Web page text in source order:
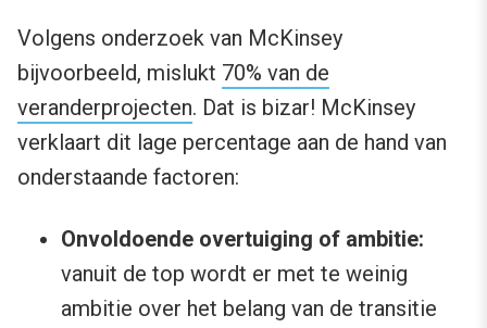
Volgens onderzoek van McKinsey
bijvoorbeeld, mislukt 70% van de
veranderprojecten. Dat is bizar! McKinsey
verklaart dit lage percentage aan de hand van
onderstaande factoren:
Onvoldoende overtuiging of ambitie:
vanuit de top wordt er met te weinig
ambitie over het belang van de transitie